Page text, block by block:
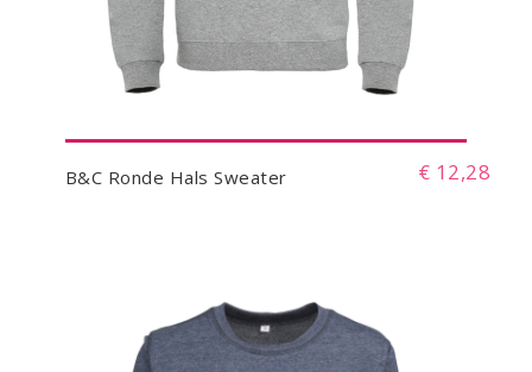
B&C Ronde Hals Sweater € 12,28